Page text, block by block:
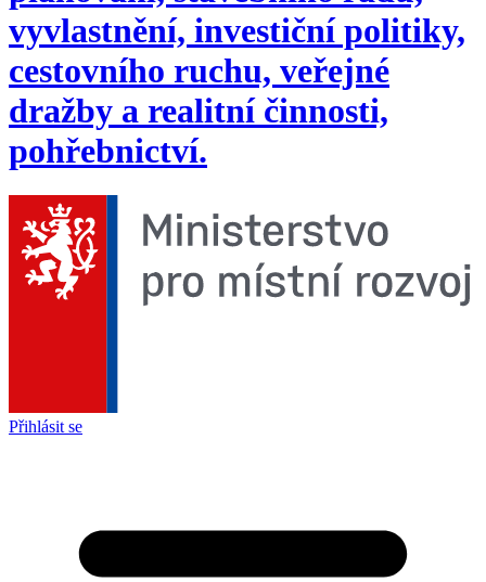
vyvlastnění, investiční politiky,
cestovního ruchu, veřejné
dražby a realitní činnosti,
pohřebnictví.
Přihlásit se